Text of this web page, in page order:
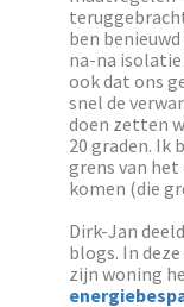
ben
na-na
ook dat ons
snel de
doen zetten
20 graden. Ik
grens van
komen (die
Dirk-Jan
blogs. In
zijn woning